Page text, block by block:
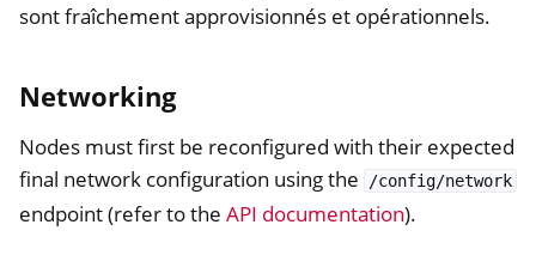
sont fraîchement approvisionnés et opérationnels.
Networking
Nodes must first be reconfigured with their expected
final network configuration using the
/config/network
endpoint (refer to the API documentation).